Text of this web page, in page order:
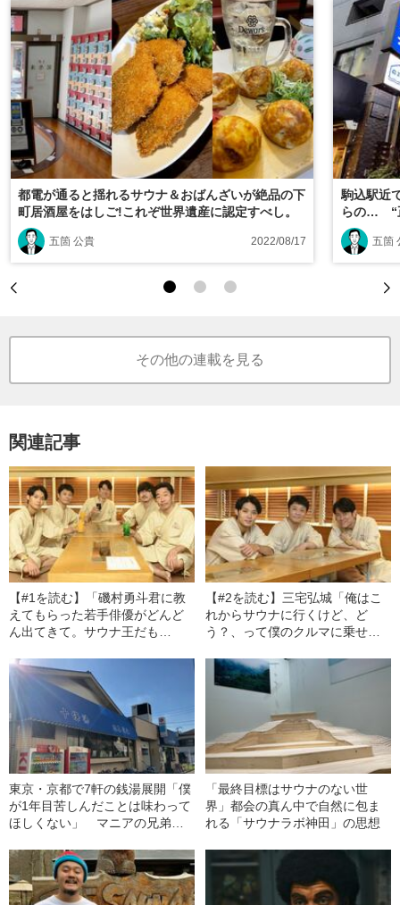
都電が通ると揺れるサウナ＆おばんざいが絶品の下
町居酒屋をはしご!これぞ世界遺産に認定すべし。
五箇 公貴 2022/08/17
駒込駅近
らの… “
五箇
その他の連載を見る
関連記事
【#1を読む】「磯村勇斗君に教
えてもらった若手俳優がどんど
ん出てきて。サウナ王だも
語る“裸のコミュニケーション”
【#2を読む】三宅弘城「俺はこ
れからサウナに行くけど、ど
う？、って僕のクルマに乗せ
語る、サウナに憧れていた“あの
頃”
東京・京都で7軒の銭湯展開「僕
が1年目苦しんだことは味わって
ほしくない」 マニアの兄弟が
「最終目標はサウナのない世
界」都会の真ん中で自然に包ま
れる「サウナラボ神田」の思想